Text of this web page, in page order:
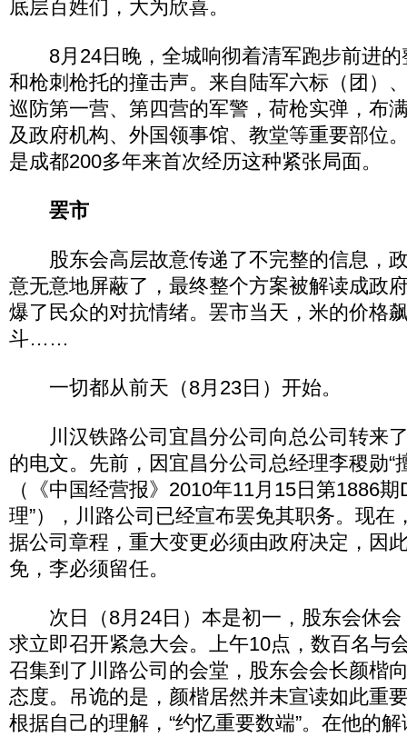
底层百姓们，大为欣喜。
8月24日晚，全城响彻着清军跑步前进的
和枪刺枪托的撞击声。来自陆军六标（团）
巡防第一营、第四营的军警，荷枪实弹，布
及政府机构、外国领事馆、教堂等重要部位
是成都200多年来首次经历这种紧张局面。
罢市
股东会高层故意传递了不完整的信息，
意无意地屏蔽了，最终整个方案被解读成政府
爆了民众的对抗情绪。罢市当天，米的价格
斗……
一切都从前天（8月23日）开始。
川汉铁路公司宜昌分公司向总公司转来
的电文。先前，因宜昌分公司总经理李稷勋“
（《中国经营报》2010年11月15日第1886
理”），川路公司已经宣布罢免其职务。现在
据公司章程，重大变更必须由政府决定，因
免，李必须留任。
次日（8月24日）本是初一，股东会休会
求立即召开紧急大会。上午10点，数百名与
召集到了川路公司的会堂，股东会会长颜楷
态度。吊诡的是，颜楷居然并未宣读如此重
根据自己的理解，“约忆重要数端”。在他的